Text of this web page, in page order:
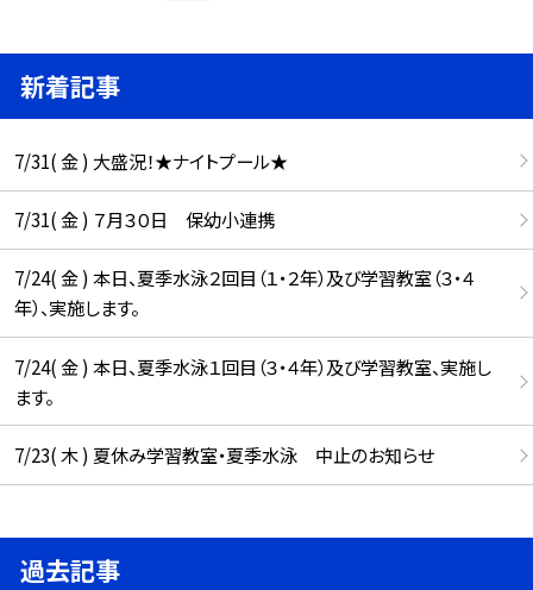
新着記事
7/31( 金 ) 大盛況！★ナイトプール★
7/31( 金 ) ７月３０日 保幼小連携
7/24( 金 ) 本日、夏季水泳２回目（１・２年）及び学習教室（３・４
年）、実施します。
7/24( 金 ) 本日、夏季水泳１回目（３・４年）及び学習教室、実施し
ます。
7/23( 木 ) 夏休み学習教室・夏季水泳 中止のお知らせ
過去記事